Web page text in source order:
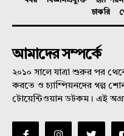
চাকরি
আমাদের সম্পর্কে
২০১০ সালে যাত্রা শুরুর পর
করতে ও চ্যাম্পিয়নদের গল্প
টোয়েন্টিওয়ান ডটকম। এই